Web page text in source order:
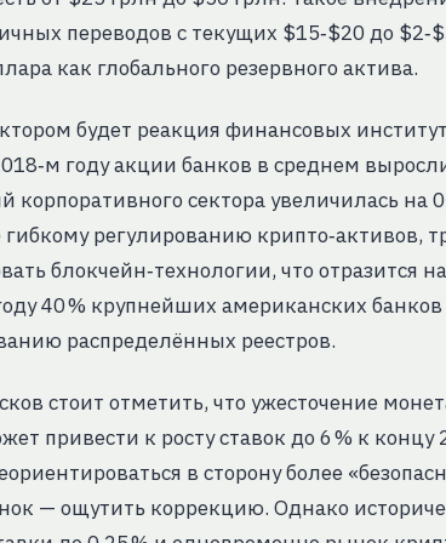
переводов с текущих $15‑$20 до
как глобального резервного актива.
будет реакция финансовых
году акции банков в среднем
корпоративного сектора увеличилась на
гибкому регулированию крипто‑активов,
блокчейн‑технологии, что
40 % крупнейших американских
распределённых реестров.
стоит отметить, что ужесточение
привести к росту ставок до 6 % к концу
в сторону более
— ощутить коррекцию. Однако